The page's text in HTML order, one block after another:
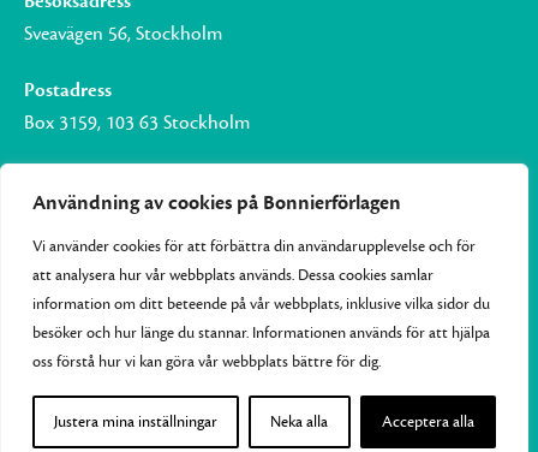
Användning av cookies på Bonnierförlagen
Vi använder cookies för att förbättra din användarupplevelse och för
att analysera hur vår webbplats används. Dessa cookies samlar
information om ditt beteende på vår webbplats, inklusive vilka sidor du
besöker och hur länge du stannar. Informationen används för att hjälpa
oss förstå hur vi kan göra vår webbplats bättre för dig.
Justera mina inställningar Neka alla Acceptera alla
Sveavägen 56, Stockholm
Postadress
Box 3159, 103 63 Stockholm
Om Bonnierförlagen
Cookies
Integritetspolicy